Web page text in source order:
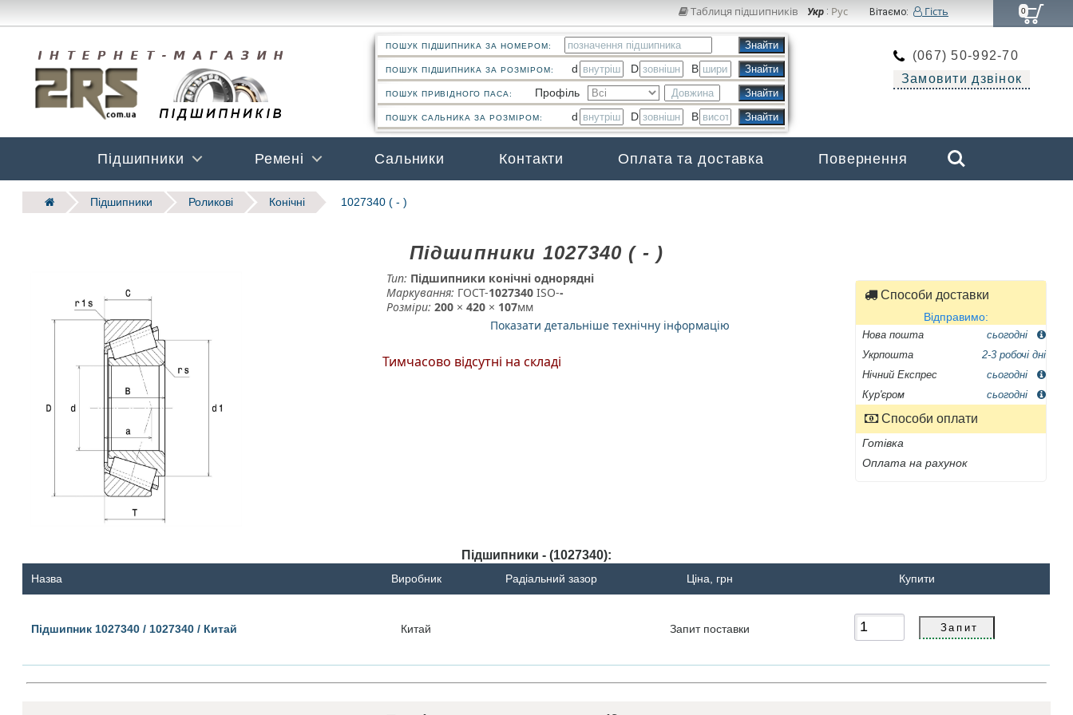
Таблиця підшипників Укр: Рус Вітаємо: Гість
(067) 50-992-70
Замовити дзвінок
ПОШУК ПІДШИПНИКА ЗА НОМЕРОМ:
ПОШУК ПІДШИПНИКА ЗА РОЗМІРОМ: d D B
ПОШУК ПРИВІДНОГО ПАСА: Профіль
ПОШУК САЛЬНИКА ЗА РОЗМІРОМ: d D B
Підшипники Ремені Сальники Контакти Оплата та доставка Повернення
Search
0
Підшипники Роликові Конічні 1027340 ( - )
Підшипники 1027340 ( - )
Тип: Підшипники конічні однорядні
Маркування: ГОСТ-1027340­ ISO--
Розміри: 200× 420× 107мм
Показати детальніше технічну інформацію
Тимчасово відсутні на складі
Способи доставки
Відправимо:
Нова пошта
сьогодні
Укрпошта
2-3 робочі дні
Нічний Експрес
сьогодні
Кур'єром
сьогодні
Способи оплати
Готівка
Оплата на рахунок
Підшипники - (1027340):
Назва Виробник Радіальний зазор Ціна, грн Купити
Підшипник 1027340 / 1027340 / Китай Китай Запит поставки